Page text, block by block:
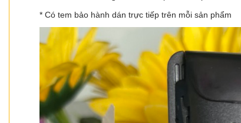
* Có tem bảo hành dán trực tiếp trên mỗi sản phẩm